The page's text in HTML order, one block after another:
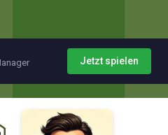
Jetzt spielen